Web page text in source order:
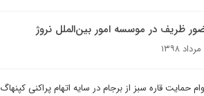
ظریف در موسسه امور بین‌الملل نروژ
حمایت قاره سبز از برجام در سایه اتهام پراکنی کپنهاگ